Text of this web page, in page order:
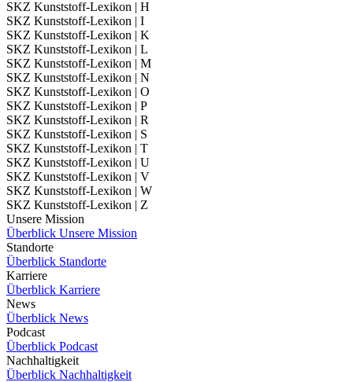
SKZ Kunststoff-Lexikon | H
SKZ Kunststoff-Lexikon | I
SKZ Kunststoff-Lexikon | K
SKZ Kunststoff-Lexikon | L
SKZ Kunststoff-Lexikon | M
SKZ Kunststoff-Lexikon | N
SKZ Kunststoff-Lexikon | O
SKZ Kunststoff-Lexikon | P
SKZ Kunststoff-Lexikon | R
SKZ Kunststoff-Lexikon | S
SKZ Kunststoff-Lexikon | T
SKZ Kunststoff-Lexikon | U
SKZ Kunststoff-Lexikon | V
SKZ Kunststoff-Lexikon | W
SKZ Kunststoff-Lexikon | Z
Unsere Mission
Überblick Unsere Mission
Standorte
Überblick Standorte
Karriere
Überblick Karriere
News
Überblick News
Podcast
Überblick Podcast
Nachhaltigkeit
Überblick Nachhaltigkeit